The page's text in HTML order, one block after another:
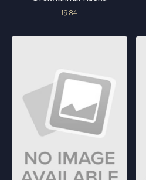
1984